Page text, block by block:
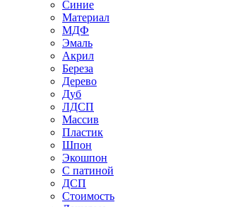
Синие
Материал
МДФ
Эмаль
Акрил
Береза
Дерево
Дуб
ЛДСП
Массив
Пластик
Шпон
Экошпон
С патиной
ДСП
Стоимость